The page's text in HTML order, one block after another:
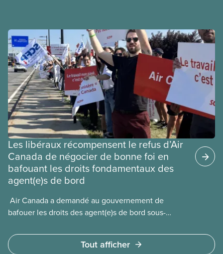
Les libéraux récompensent le refus d’Air
Canada de négocier de bonne foi en
bafouant les droits fondamentaux des
agent(e)s de bord
​ Air Canada a demandé au gouvernement de
bafouer les droits des agent(e)s de bord sous-
ministre de l’Emploi, Patty Hajdu, n’a attendu que
quelques heures pour accéder à cette demande de
Tout afficher